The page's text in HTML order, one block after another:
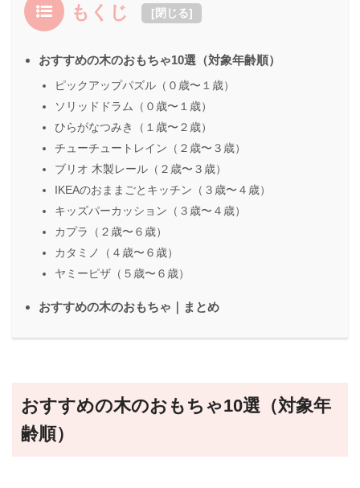
もくじ [閉じる]
おすすめの木のおもちゃ10選（対象年齢順）
ピックアップパズル（０歳〜１歳）
ソリッドドラム（０歳〜１歳）
ひらがなつみき（１歳〜２歳）
チューチュートレイン（２歳〜３歳）
ブリオ 木製レール（２歳〜３歳）
IKEAのおままごとキッチン（３歳〜４歳）
キッズパーカッション（３歳〜４歳）
カプラ（２歳〜６歳）
カタミノ（４歳〜６歳）
ヤミーピザ（５歳〜６歳）
おすすめの木のおもちゃ｜まとめ
おすすめの木のおもちゃ10選（対象年
齢順）